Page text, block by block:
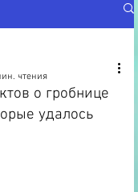
о гробнице
удалось
чтения